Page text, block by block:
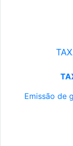
Emissão de